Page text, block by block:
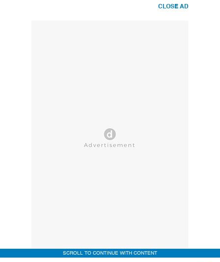
CLOSE AD
SCROLL TO CONTINUE WITH CONTENT